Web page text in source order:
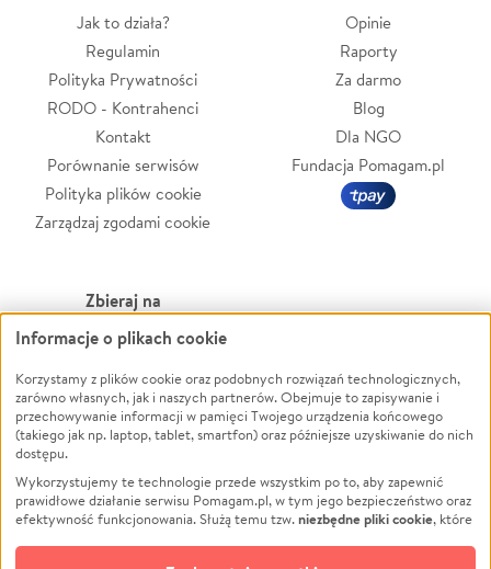
Jak to działa?
Regulamin
Polityka Prywatności
RODO - Kontrahenci
Kontakt
Porównanie serwisów
Polityka plików cookie
Zarządzaj zgodami cookie
Opinie
Raporty
Za darmo
Blog
Dla NGO
Fundacja Pomagam.pl
Zbieraj na
Leczenie
Zwierzęta
Pożar
Ukraina
Pomoc Finansowa
Projekty
Pogrzeb
Powódź
Wichura
NGO
Edukacja
Podróż
Impreza
Informacje o plikach cookie
Korzystamy z plików cookie oraz podobnych rozwiązań technologicznych,
zarówno własnych, jak i naszych partnerów. Obejmuje to zapisywanie i
przechowywanie informacji w pamięci Twojego urządzenia końcowego
(takiego jak np. laptop, tablet, smartfon) oraz późniejsze uzyskiwanie do nich
dostępu.
Wykorzystujemy te technologie przede wszystkim po to, aby zapewnić
prawidłowe działanie serwisu Pomagam.pl, w tym jego bezpieczeństwo oraz
efektywność funkcjonowania. Służą temu tzw.niezbędne pliki cookie, które